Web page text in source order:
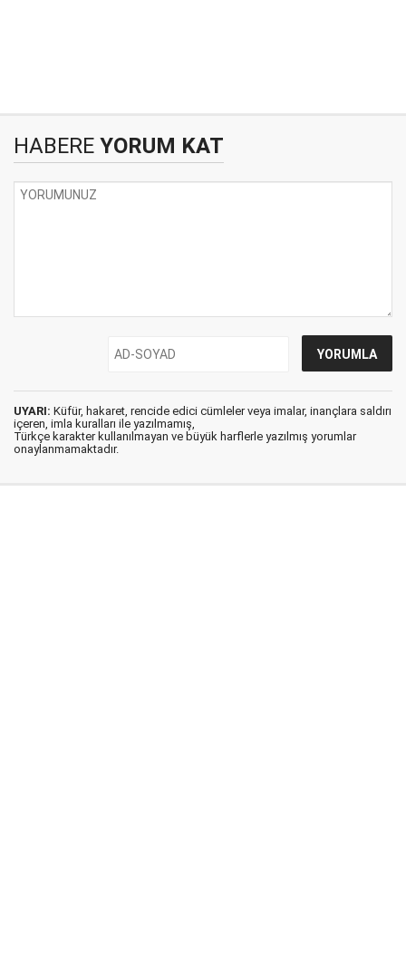
HABERE YORUM KAT
UYARI: Küfür, hakaret, rencide edici cümleler veya imalar, inançlara saldırı
içeren, imla kuralları ile yazılmamış,
Türkçe karakter kullanılmayan ve büyük harflerle yazılmış yorumlar
onaylanmamaktadır.